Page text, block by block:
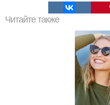
Читайте также